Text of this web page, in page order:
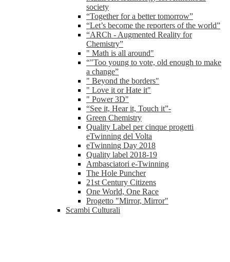
society
“Together for a better tomorrow”
“Let’s become the reporters of the world”
“ARCh - Augmented Reality for
Chemistry”
" Math is all around"
“"Too young to vote, old enough to make
a change”
" Beyond the borders"
" Love it or Hate it"
" Power 3D"
“See it, Hear it, Touch it”-
Green Chemistry
Quality Label per cinque progetti
eTwinning del Volta
eTwinning Day 2018
Quality label 2018-19
Ambasciatori e-Twinning
The Hole Puncher
21st Century Citizens
One World, One Race
Progetto "Mirror, Mirror"
Scambi Culturali